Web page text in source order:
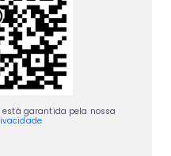
garantida pela nossa